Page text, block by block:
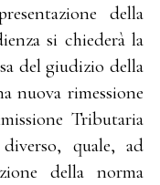
della
si chiederà la
del giudizio della
nuova rimessione
Tributaria
quale, ad
della norma